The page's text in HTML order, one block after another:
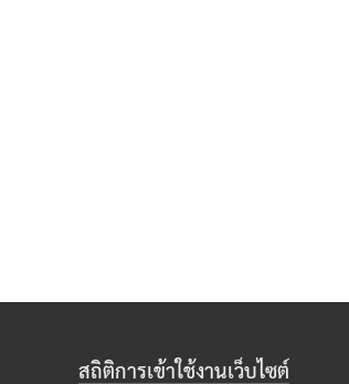
สถิติการเข้าใช้งานเว็บไซต์